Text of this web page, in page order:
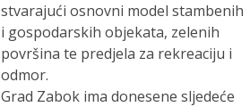
stvarajući osnovni model stambenih
i gospodarskih objekata, zelenih
površina te predjela za rekreaciju i
odmor.
Grad Zabok ima donesene sljedeće